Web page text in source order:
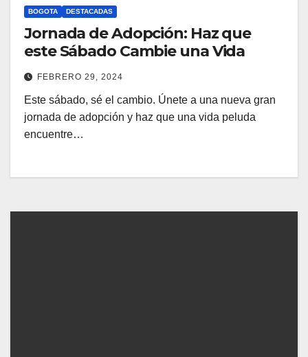
BOGOTA DESTACADAS
Jornada de Adopción: Haz que
este Sábado Cambie una Vida
FEBRERO 29, 2024
Este sábado, sé el cambio. Únete a una nueva gran
jornada de adopción y haz que una vida peluda
encuentre…